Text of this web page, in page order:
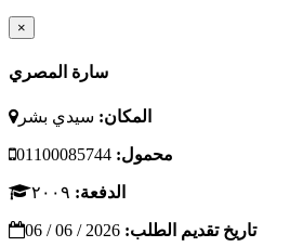
×
سارة المصري
المكان: سيدي بشر
محمول:
الدفعة:
تاريخ تقديم الطلب: